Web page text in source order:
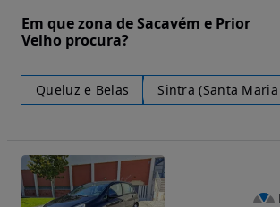
Em que zona de Sacavém e Prior
Velho procura?
Queluz e Belas Sintra (Santa